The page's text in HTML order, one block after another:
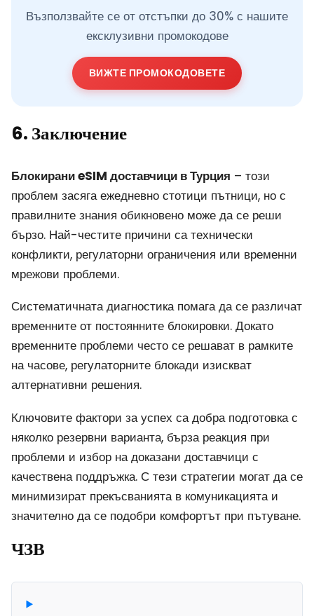
Възползвайте се от отстъпки до 30% с нашите
ексклузивни промокодове
ВИЖТЕ ПРОМОКОДОВЕТЕ
6. Заключение
Блокирани eSIM доставчици в Турция – този
проблем засяга ежедневно стотици пътници, но с
правилните знания обикновено може да се реши
бързо. Най-честите причини са технически
конфликти, регулаторни ограничения или временни
мрежови проблеми.
Систематичната диагностика помага да се различат
временните от постоянните блокировки. Докато
временните проблеми често се решават в рамките
на часове, регулаторните блокади изискват
алтернативни решения.
Ключовите фактори за успех са добра подготовка с
няколко резервни варианта, бърза реакция при
проблеми и избор на доказани доставчици с
качествена поддръжка. С тези стратегии могат да се
минимизират прекъсванията в комуникацията и
значително да се подобри комфортът при пътуване.
ЧЗВ